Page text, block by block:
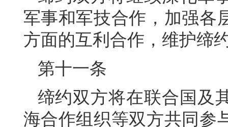
军事和军技合作，加强各
方面的互利合作，维护缔
第十一条
缔约双方将在联合国及
海合作组织等双方共同参